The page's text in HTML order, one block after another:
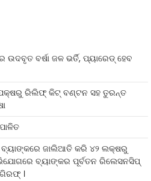
ବର୍ଷା ଜଳ ଭର୍ତି, ପ୍ୟାରେଡ୍ ହେବ
ରିଲିଫ୍ କିଟ୍ ବଣ୍ଟନ ସହ ତୁରନ୍ତ
ଜାଲିଆତି କରି ୪୨ ଲକ୍ଷରୁ
ବ୍ୟାଙ୍କର ପୂର୍ବତନ ରିଲେସନସିପ୍
।